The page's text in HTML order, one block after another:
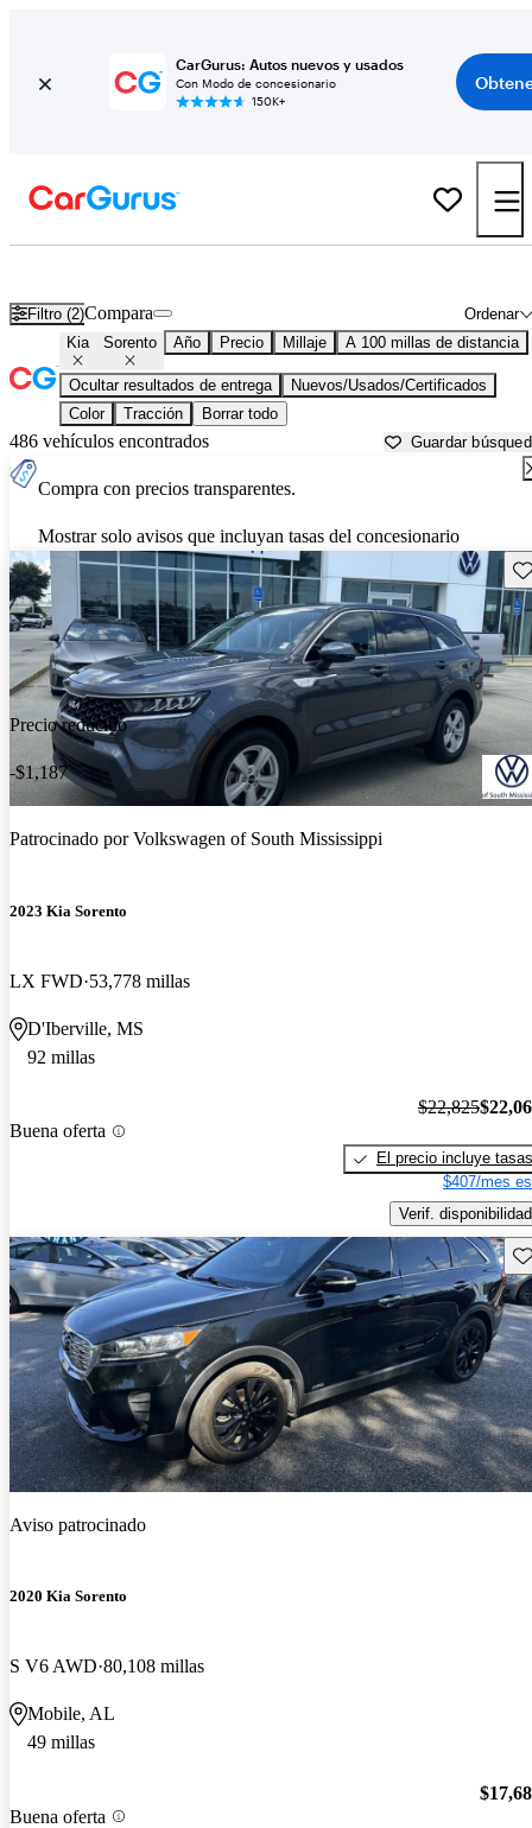
CarGurus: Autos nuevos y usados
Con Modo de concesionario
150K+
Filtro (2) Ordenar
Compara
Kia Sorento Año Precio Millaje A 100 millas de distancia
Ocultar resultados de entrega
Nuevos/Usados/Certificados
Color
Tracción Borrar todo
486 vehículos encontrados Guardar
Compra con precios transparentes.
Mostrar solo avisos que incluyan tasas del concesionario
Precio reducido
-$1,187
Patrocinado porVolkswagen of South Mississippi
2023 Kia Sorento
LX FWD 53,778 millas
D'Iberville, MS
92 millas
Buena oferta
$22,825
El precio incluye tasas
$407/mes
Verif. disponibilidad
Aviso patrocinado
2020 Kia Sorento
S V6 AWD 80,108 millas
Mobile, AL
49 millas
Buena oferta